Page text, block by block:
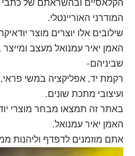
הקלאסיים ובהשראתם של כתבי
המודרני האוריינטלי.
שילובים אלו יוצרים מוצר
האמן יאיר עמנואל מעצב ומייצר
שביניהם-
רקמת יד, אפליקציה במשי פראי,
ועיצובי מתכת שונים.
באתר זה תמצאו מבחר מוצרי
האמן יאיר עמנואל.
אתם מוזמנים לדפדף וליהנות